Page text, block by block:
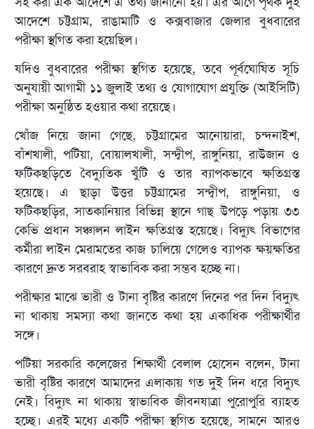
আদেশে চট্টগ্রাম, রাঙামাটি ও কক্সবাজার জেলার বুধবারের
পরীক্ষা স্থগিত করা হয়েছিল।
যদিও বুধবারের পরীক্ষা স্থগিত হয়েছে, তবে পূর্বঘোষিত সূচি
অনুযায়ী আগামী ১১ জুলাই তথ্য ও যোগাযোগ প্রযুক্তি (আইসিটি)
পরীক্ষা অনুষ্ঠিত হওয়ার কথা রয়েছে।
খোঁজ নিয়ে জানা গেছে, চট্টগ্রামের আনোয়ারা, চন্দনাইশ,
বাঁশখালী, পটিয়া, বোয়ালখালী, সন্দ্বীপ, রাঙ্গুনিয়া, রাউজান ও
ফটিকছড়িতে বৈদ্যুতিক খুঁটি ও তার ব্যাপকভাবে ক্ষতিগ্রস্ত
হয়েছে। এ ছাড়া উত্তর চট্টগ্রামের সন্দ্বীপ, রাঙ্গুনিয়া, ও
ফটিকছড়ির, সাতকানিয়ার বিভিন্ন স্থানে গাছ উপড়ে পড়ায় ৩৩
কেভি প্রধান সঞ্চালন লাইন ক্ষতিগ্রস্ত হয়েছে। বিদ্যুৎ বিভাগের
কর্মীরা লাইন মেরামতের কাজ চালিয়ে গেলেও ব্যাপক ক্ষয়ক্ষতির
কারণে দ্রুত সরবরাহ স্বাভাবিক করা সম্ভব হচ্ছে না।
পরীক্ষার মাঝে ভারী ও টানা বৃষ্টির কারণে দিনের পর দিন বিদ্যুৎ
না থাকায় সমস্যা কথা জানতে কথা হয় একাধিক পরীক্ষার্থীর
সঙ্গে।
পটিয়া সরকারি কলেজের শিক্ষার্থী বেলাল হোসেন বলেন, টানা
ভারী বৃষ্টির কারণে আমাদের এলাকায় গত দুই দিন ধরে বিদ্যুৎ
নেই। বিদ্যুৎ না থাকায় স্বাভাবিক জীবনযাত্রা পুরোপুরি ব্যাহত
হচ্ছে। এরই মধ্যে একটি পরীক্ষা স্থগিত হয়েছে, সামনে আরও